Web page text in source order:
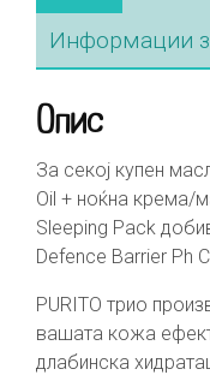
Информации
Опис
За секој купен
Oil + ноќна крема/
Sleeping Pack
Defence Barrier Ph
PURITO трио
вашата кожа
длабинска